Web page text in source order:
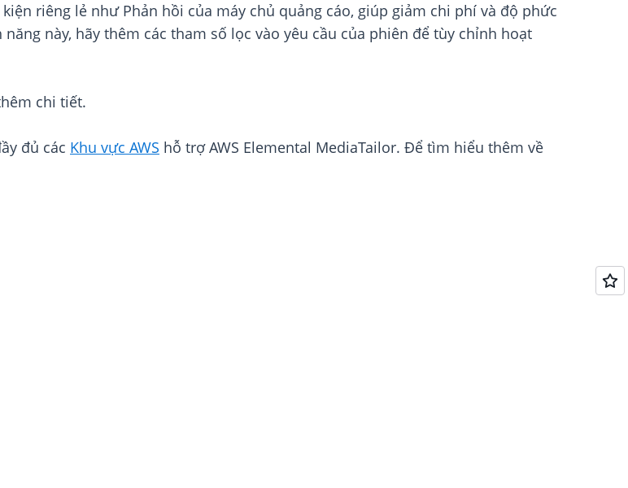
riêng lẻ như Phản hồi của máy chủ quảng cáo, giúp giảm chi phí và độ phức
này, hãy thêm các tham số lọc vào yêu cầu của phiên để tùy chỉnh hoạt
chi tiết.
đủ các Khu vực AWS hỗ trợ AWS Elemental MediaTailor. Để tìm hiểu thêm về